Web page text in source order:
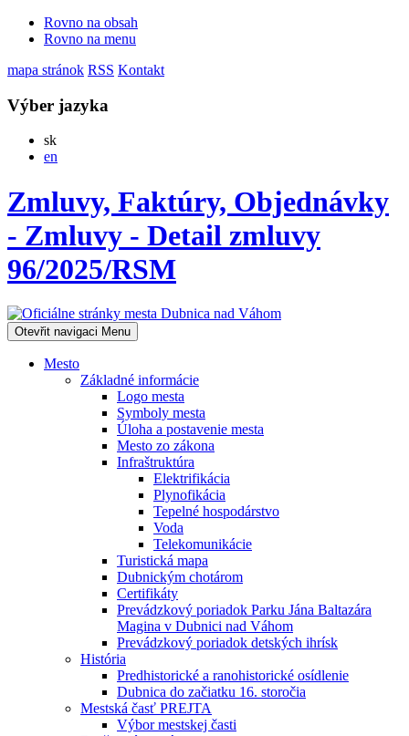
Rovno na obsah
Rovno na menu
mapa stránok RSS Kontakt
Výber jazyka
skSlovensky
en
Zmluvy, Faktúry, Objednávky
- Zmluvy - Detail zmluvy
96/2025/RSM
Otevřit navigaci Menu
Mesto
Základné informácie
Logo mesta
Symboly mesta
Úloha a postavenie mesta
Mesto zo zákona
Infraštruktúra
Elektrifikácia
Plynofikácia
Tepelné hospodárstvo
Voda
Telekomunikácie
Turistická mapa
Dubnickým chotárom
Certifikáty
Prevádzkový poriadok Parku Jána Baltazára
Magina v Dubnici nad Váhom
Prevádzkový poriadok detských ihrísk
História
Predhistorické a ranohistorické osídlenie
Dubnica do začiatku 16. storočia
Mestská časť PREJTA
Výbor mestskej časti